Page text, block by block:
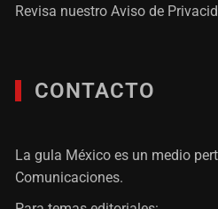
Revisa nuestroAviso de
CONTACTO
La gula México es un medio
Comunicaciones.